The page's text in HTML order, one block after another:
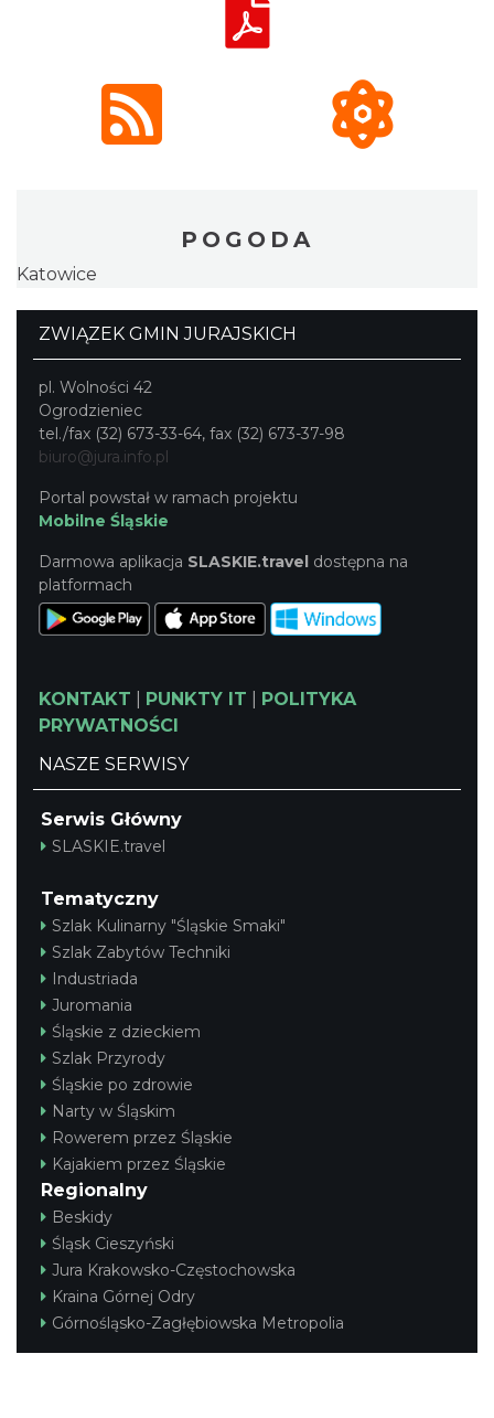
POGODA
Katowice
ZWIĄZEK GMIN JURAJSKICH
pl. Wolności 42
Ogrodzieniec
tel./fax (32) 673-33-64, fax (32) 673-37-98
biuro@jura.info.pl
Portal powstał w ramach projektu
Mobilne Śląskie
Darmowa aplikacja SLASKIE.travel dostępna na
platformach
KONTAKT PUNKTY IT
POLITYKA
PRYWATNOŚCI
NASZE SERWISY
Serwis Główny
SLASKIE.travel
Tematyczny
Szlak Kulinarny "Śląskie Smaki"
Szlak Zabytów Techniki
Industriada
Juromania
Śląskie z dzieckiem
Szlak Przyrody
Śląskie po zdrowie
Narty w Śląskim
Rowerem przez Śląskie
Kajakiem przez Śląskie
Regionalny
Beskidy
Śląsk Cieszyński
Jura Krakowsko-Częstochowska
Kraina Górnej Odry
Górnośląsko-Zagłębiowska Metropolia